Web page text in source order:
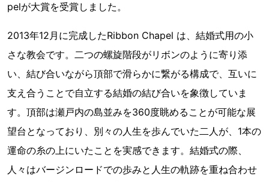
pelが大賞を受賞しました。
2013年12月に完成したRibbon Chapel は、結婚式用の小
さな教会です。二つの螺旋階段がリボンのように寄り添
い、結び合いながら頂部で滑らかに繋がる構成で、互いに
支え合うことで自立する結婚の結び合いを象徴していま
す。頂部は瀬戸内の島並みを360度眺めることが可能な展
望台となっており、別々の人生を歩んでいた二人が、1本の
運命の糸の上にいたことを実感できます。結婚式の際、
人々はバージンロードでの歩みと人生の軌跡を重ね合わせ